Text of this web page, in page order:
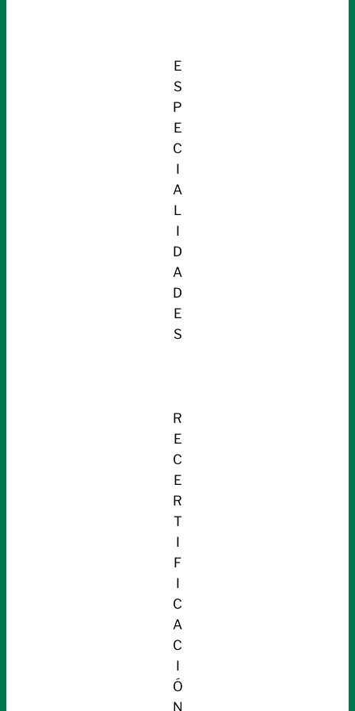
E
S
P
E
C
I
A
L
I
D
A
D
E
S
R
E
C
E
R
T
I
F
I
C
A
C
I
Ó
N